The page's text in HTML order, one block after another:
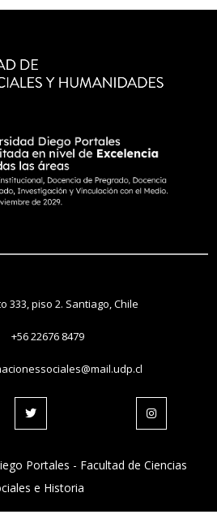
333, piso 2. Santiago, Chile
+56 22676 8479
Portales - Facultad de Ciencias
e Historia